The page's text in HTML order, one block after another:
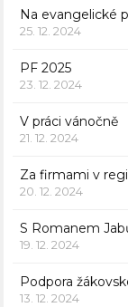
Na evangelické
25. 12. 2024
PF 2025
23. 12. 2024
V práci vánočně
21. 12. 2024
Za firmami v
20. 12. 2024
S Romanem
19. 12. 2024
Podpora
13. 12. 2024